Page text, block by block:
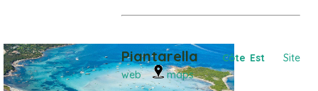
PiantarellaCôte Est Site
web
maps